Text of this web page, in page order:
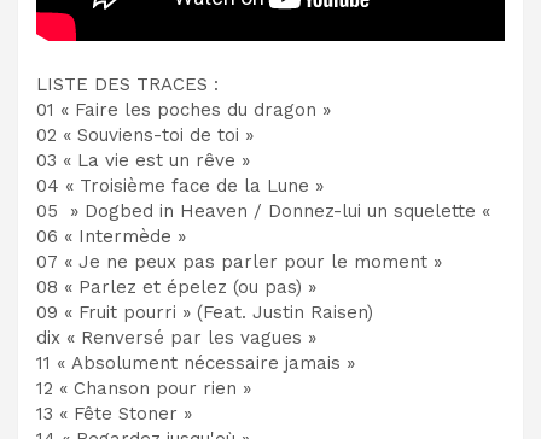
LISTE DES TRACES :
01 « Faire les poches du dragon »
02 « Souviens-toi de toi »
03 « La vie est un rêve »
04 « Troisième face de la Lune »
05 » Dogbed in Heaven / Donnez-lui un squelette «
06 « Intermède »
07 « Je ne peux pas parler pour le moment »
08 « Parlez et épelez (ou pas) »
09 « Fruit pourri » (Feat. Justin Raisen)
dix « Renversé par les vagues »
11 « Absolument nécessaire jamais »
12 « Chanson pour rien »
13 « Fête Stoner »